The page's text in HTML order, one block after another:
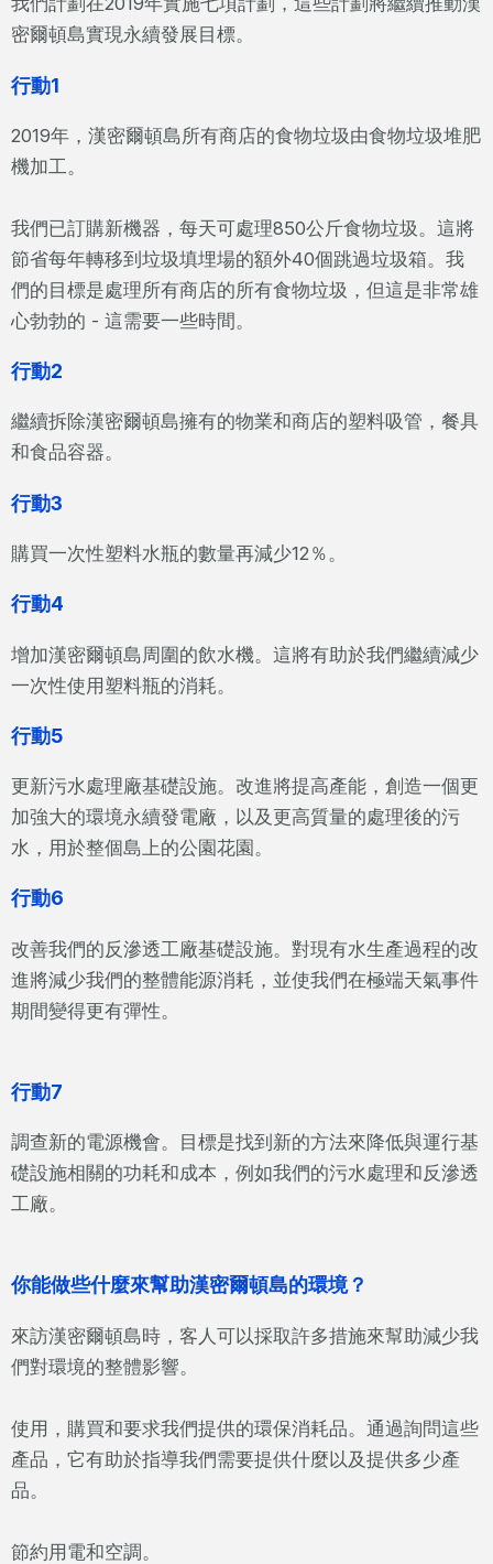
密爾頓島實現永續發展目標。
行動1
2019年，漢密爾頓島所有商店的食物垃圾由食物垃圾堆肥
機加工。
我們已訂購新機器，每天可處理850公斤食物垃圾。這將
節省每年轉移到垃圾填埋場的額外40個跳過垃圾箱。我
們的目標是處理所有商店的所有食物垃圾，但這是非常雄
心勃勃的 - 這需要一些時間。
行動2
繼續拆除漢密爾頓島擁有的物業和商店的塑料吸管，餐具
和食品容器。
行動3
購買一次性塑料水瓶的數量再減少12％。
行動4
增加漢密爾頓島周圍的飲水機。這將有助於我們繼續減少
一次性使用塑料瓶的消耗。
行動5
更新污水處理廠基礎設施。改進將提高產能，創造一個更
加強大的環境永續發電廠，以及更高質量的處理後的污
水，用於整個島上的公園花園。
行動6
改善我們的反滲透工廠基礎設施。對現有水生產過程的改
進將減少我們的整體能源消耗，並使我們在極端天氣事件
期間變得更有彈性。
行動7
調查新的電源機會。目標是找到新的方法來降低與運行基
礎設施相關的功耗和成本，例如我們的污水處理和反滲透
工廠。
你能做些什麼來幫助漢密爾頓島的環境？
來訪漢密爾頓島時，客人可以採取許多措施來幫助減少我
們對環境的整體影響。
使用，購買和要求我們提供的環保消耗品。通過詢問這些
產品，它有助於指導我們需要提供什麼以及提供多少產
品。
節約用電和空調。